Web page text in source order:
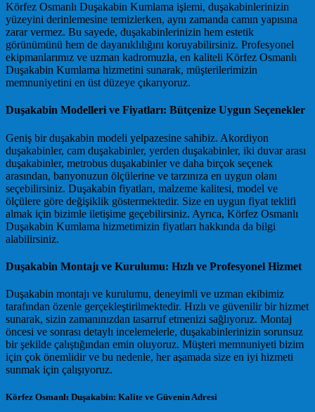
Körfez Osmanlı Duşakabin Kumlama işlemi, duşakabinlerinizin
yüzeyini derinlemesine temizlerken, aynı zamanda camın yapısına
zarar vermez. Bu sayede, duşakabinlerinizin hem estetik
görünümünü hem de dayanıklılığını koruyabilirsiniz. Profesyonel
ekipmanlarımız ve uzman kadromuzla, en kaliteli Körfez Osmanlı
Duşakabin Kumlama hizmetini sunarak, müşterilerimizin
memnuniyetini en üst düzeye çıkarıyoruz.
Duşakabin Modelleri ve Fiyatları: Bütçenize Uygun Seçenekler
Geniş bir duşakabin modeli yelpazesine sahibiz. Akordiyon
duşakabinler, cam duşakabinler, yerden duşakabinler, iki duvar arası
duşakabinler, metrobus duşakabinler ve daha birçok seçenek
arasından, banyonuzun ölçülerine ve tarzınıza en uygun olanı
seçebilirsiniz. Duşakabin fiyatları, malzeme kalitesi, model ve
ölçülere göre değişiklik göstermektedir. Size en uygun fiyat teklifi
almak için bizimle iletişime geçebilirsiniz. Ayrıca, Körfez Osmanlı
Duşakabin Kumlama hizmetimizin fiyatları hakkında da bilgi
alabilirsiniz.
Duşakabin Montajı ve Kurulumu: Hızlı ve Profesyonel Hizmet
Duşakabin montajı ve kurulumu, deneyimli ve uzman ekibimiz
tarafından özenle gerçekleştirilmektedir. Hızlı ve güvenilir bir hizmet
sunarak, sizin zamanınızdan tasarruf etmenizi sağlıyoruz. Montaj
öncesi ve sonrası detaylı incelemelerle, duşakabinlerinizin sorunsuz
bir şekilde çalıştığından emin oluyoruz. Müşteri memnuniyeti bizim
için çok önemlidir ve bu nedenle, her aşamada size en iyi hizmeti
sunmak için çalışıyoruz.
Körfez Osmanlı Duşakabin: Kalite ve Güvenin Adresi